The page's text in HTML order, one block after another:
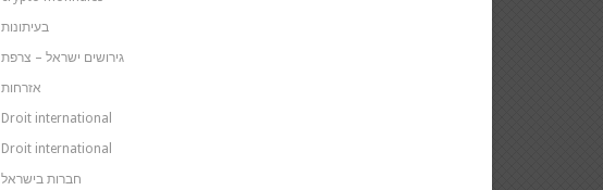
בעיתונות
גירושים ישראל – צרפת
אזרחות
Droit international
Droit international
חברות בישראל